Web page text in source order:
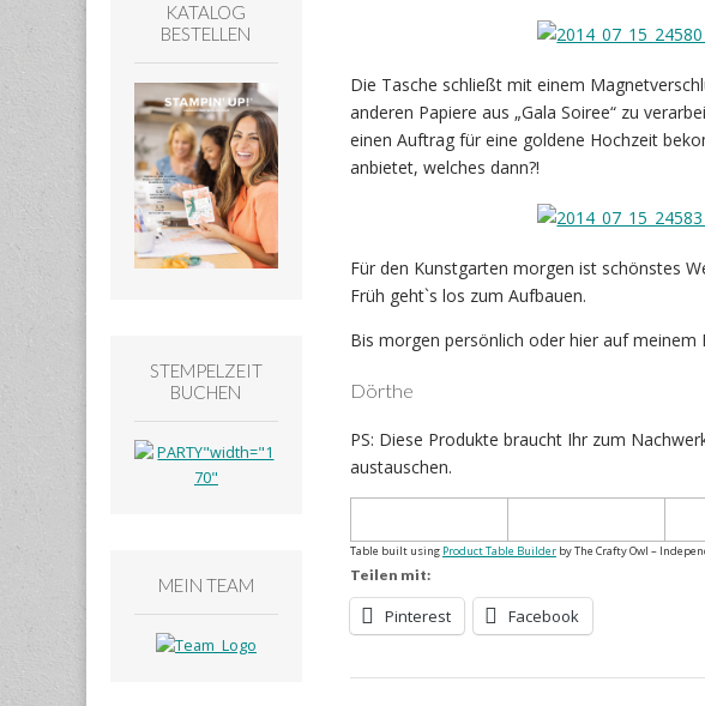
Die Tasche schließt mit einem
anderen Papiere aus „Gala Soiree“ zu
einen Auftrag für eine goldene Hochzeit
anbietet, welches dann?!
Für den Kunstgarten morgen ist schönstes
Früh geht`s los zum Aufbauen.
Bis morgen persönlich oder hier auf meinem
Dörthe
PS: Diese Produkte braucht Ihr zum
austauschen.
Table built using Product Table Builderby The Crafty Owl –
Teilen mit:
Pinterest Facebook
KATALOG
BESTELLEN
STEMPELZEIT
BUCHEN
MEIN TEAM